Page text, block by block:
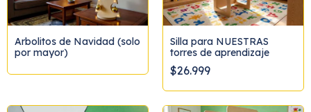
Arbolitos de Navidad (solo
por mayor)
Silla para NUESTRAS
torres de aprendizaje
$26.999